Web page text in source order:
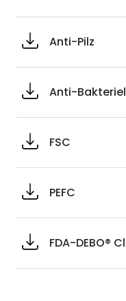
Anti-Pilz
Anti-
FSC
PEFC
FDA-DEBO®